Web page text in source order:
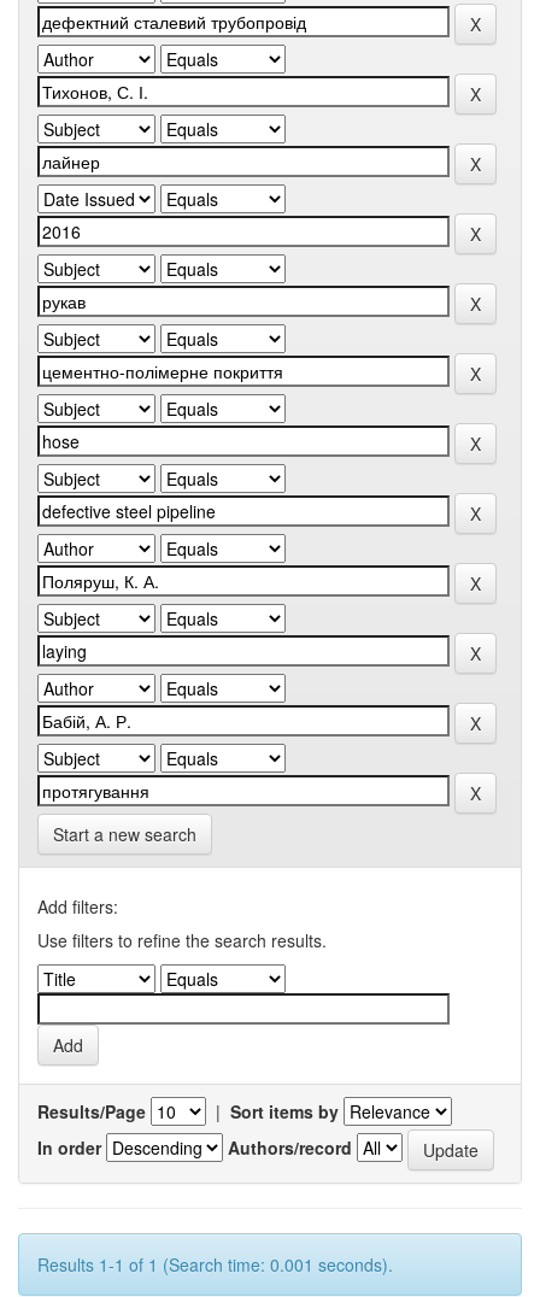
Start a new search
Add filters:
Use filters to refine the search results.
Results/Page | Sort items by
In order
Authors/record
Results 1-1 of 1 (Search time: 0.001 seconds).